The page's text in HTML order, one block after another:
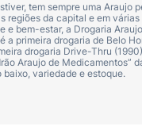
tem sempre uma
regiões da capital e em
e bem-estar, a Drogaria
a primeira drogaria de Belo
drogaria Drive-Thru
Araujo de
variedade e estoque.